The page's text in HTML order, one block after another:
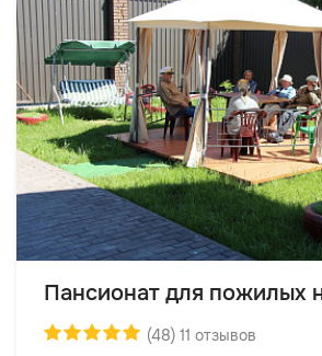
Пансионат для пожилых
(48) 11 отзывов